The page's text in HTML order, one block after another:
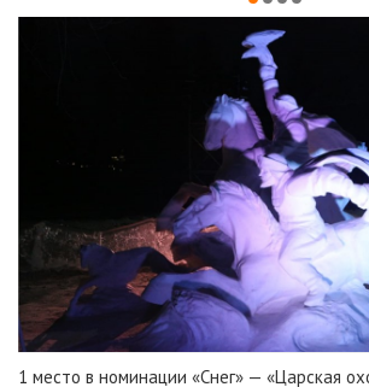
1 место в номинации «Снег» — «Царская